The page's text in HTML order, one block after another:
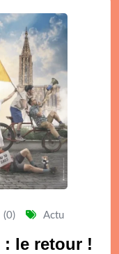
(0) Actu
le retour !